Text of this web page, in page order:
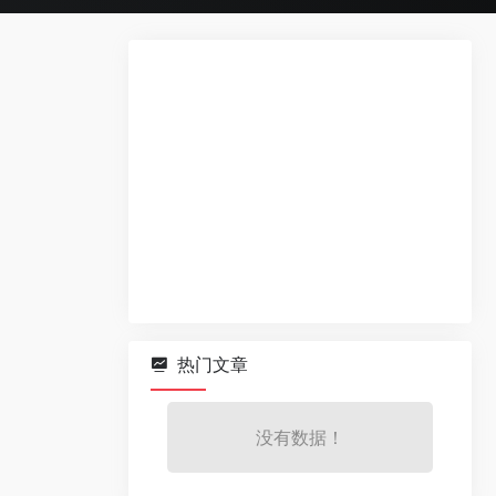
热门文章
没有数据！